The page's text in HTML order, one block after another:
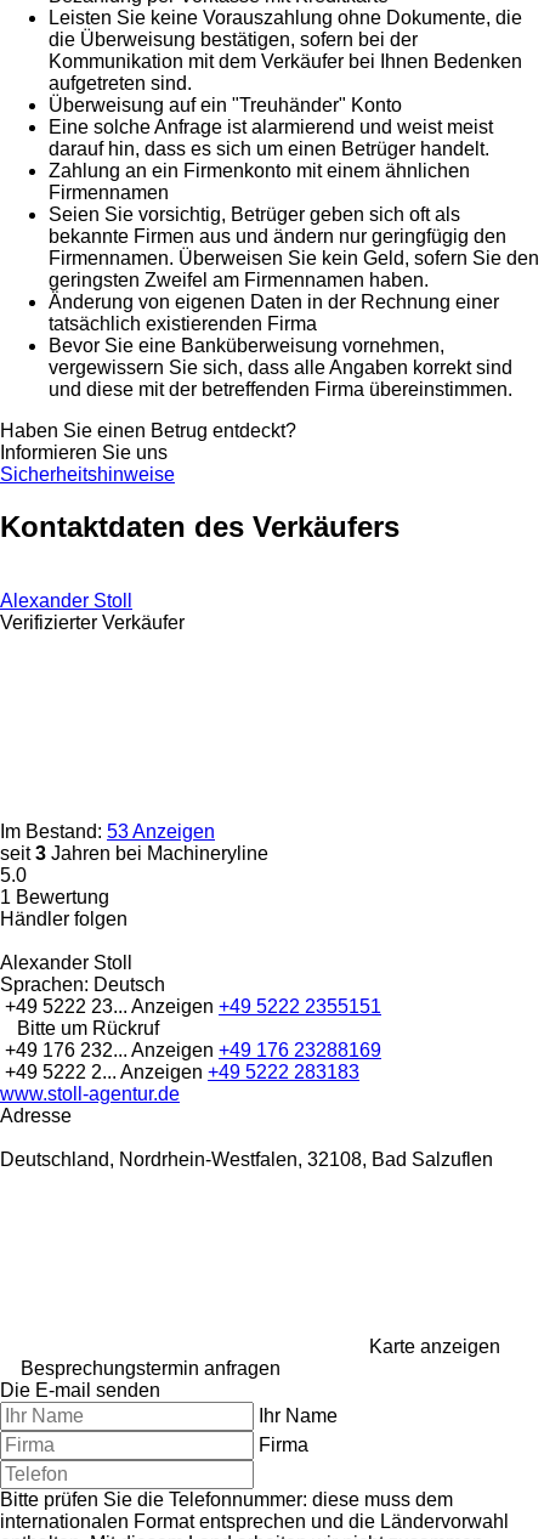
Leisten Sie keine Vorauszahlung ohne Dokumente, die
die Überweisung bestätigen, sofern bei der
Kommunikation mit dem Verkäufer bei Ihnen Bedenken
aufgetreten sind.
Überweisung auf ein "Treuhänder" Konto
Eine solche Anfrage ist alarmierend und weist meist
darauf hin, dass es sich um einen Betrüger handelt.
Zahlung an ein Firmenkonto mit einem ähnlichen
Firmennamen
Seien Sie vorsichtig, Betrüger geben sich oft als
bekannte Firmen aus und ändern nur geringfügig den
Firmennamen. Überweisen Sie kein Geld, sofern Sie den
geringsten Zweifel am Firmennamen haben.
Änderung von eigenen Daten in der Rechnung einer
tatsächlich existierenden Firma
Bevor Sie eine Banküberweisung vornehmen,
vergewissern Sie sich, dass alle Angaben korrekt sind
und diese mit der betreffenden Firma übereinstimmen.
Haben Sie einen Betrug entdeckt?
Informieren Sie uns
Sicherheitshinweise
Kontaktdaten des Verkäufers
Alexander Stoll
Verifizierter Verkäufer
Im Bestand: 53 Anzeigen
seit3 Jahren bei Machineryline
5.0
1 Bewertung
Händler folgen
Alexander Stoll
Sprachen: Deutsch
+49 5222 23... Anzeigen +49 5222 2355151
Bitte um Rückruf
+49 176 232... Anzeigen +49 176 23288169
+49 5222 2... Anzeigen +49 5222 283183
www.stoll-agentur.de
Adresse
Deutschland, Nordrhein-Westfalen, 32108, Bad Salzuflen
Karte anzeigen
Besprechungstermin anfragen
Die E-mail senden
Ihr Name
Firma
Bitte prüfen Sie die Telefonnummer: diese muss dem
internationalen Format entsprechen und die Ländervorwahl